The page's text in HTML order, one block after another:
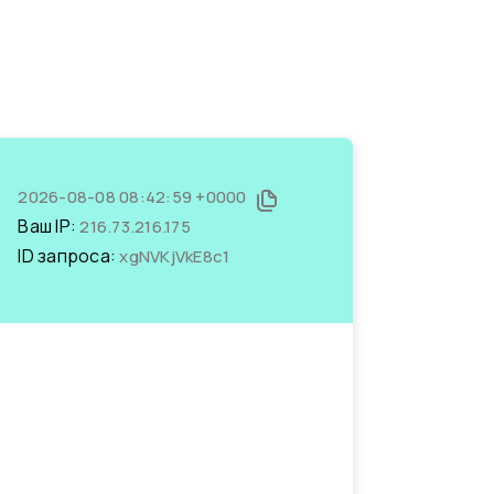
2026-08-08 08:42:59 +0000
Ваш IP:216.73.216.175
ID запроса:xgNVKjVkE8c1